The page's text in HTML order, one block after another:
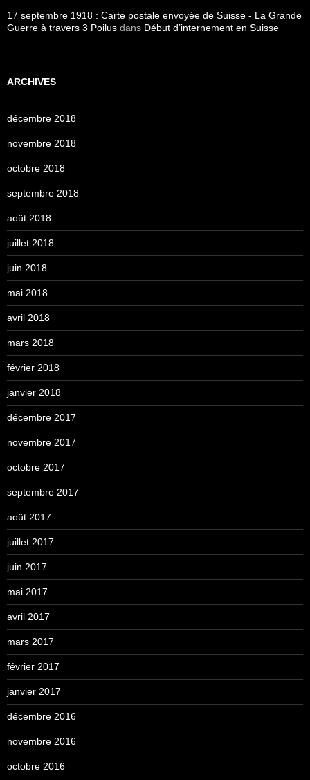
17 septembre 1918 : Carte postale envoyée de Suisse - La Grande
Guerre à travers 3 Poilus dans Début d’internement en Suisse
ARCHIVES
décembre 2018
novembre 2018
octobre 2018
septembre 2018
août 2018
juillet 2018
juin 2018
mai 2018
avril 2018
mars 2018
février 2018
janvier 2018
décembre 2017
novembre 2017
octobre 2017
septembre 2017
août 2017
juillet 2017
juin 2017
mai 2017
avril 2017
mars 2017
février 2017
janvier 2017
décembre 2016
novembre 2016
octobre 2016